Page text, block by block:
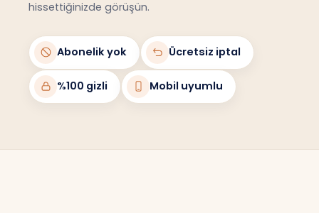
hissettiğinizde görüşün.
Abonelik yok Ücretsiz iptal
%100 gizli Mobil uyumlu